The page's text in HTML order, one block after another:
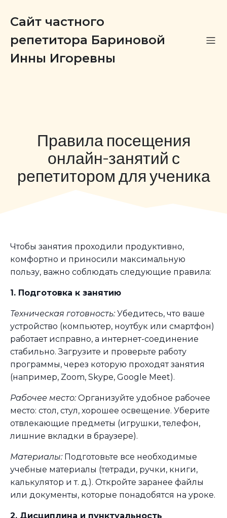
Сайт частного
репетитора Бариновой
Инны Игоревны
Правила посещения
онлайн-занятий с
репетитором для ученика
Чтобы занятия проходили продуктивно,
комфортно и приносили максимальную
пользу, важно соблюдать следующие правила:
1. Подготовка к занятию
Техническая готовность:Убедитесь, что ваше
устройство (компьютер, ноутбук или смартфон)
работает исправно, а интернет-соединение
стабильно. Загрузите и проверьте работу
программы, через которую проходят занятия
(например, Zoom, Skype, Google Meet).
Рабочее место:Организуйте удобное рабочее
место: стол, стул, хорошее освещение. Уберите
отвлекающие предметы (игрушки, телефон,
лишние вкладки в браузере).
Материалы:Подготовьте все необходимые
учебные материалы (тетради, ручки, книги,
калькулятор и т. д.). Откройте заранее файлы
или документы, которые понадобятся на уроке.
2. Дисциплина и пунктуальность